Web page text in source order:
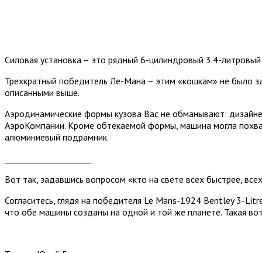
Силовая установка – это рядный 6-цилиндровый 3.4-
Трехкратный победитель Ле-Мана – этим «кошкам» не было
описанными выше.
Аэродинамические формы кузова Вас не обманывают:
АэроКомпании. Кроме обтекаемой формы, машина могла
алюминиевый подрамник.
Вот так, задавшись вопросом «кто на свете всех быстрее,
Согласитесь, глядя на победителя Le Mans-1924 Bentley 3-
что обе машины созданы на одной и той же планете. Такая